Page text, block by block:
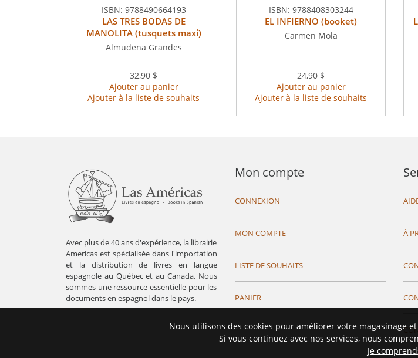
ISBN: 9788490664193
LAS TRES BODAS DE
MANOLITA (tusquets maxi)
Almudena Grandes
32,90 $
Ajouter au panier
Ajouter à la liste de souhaits
ISBN: 9788408303244
EL INFIERNO (booket)
Carmen Mola
24,90 $
Ajouter au panier
Ajouter à la liste de souhaits
Avec plus de 40 ans d'expérience, la librairie
Americas est spécialisée dans l'importation
et la distribution de livres en langue
espagnole au Québec et au Canada. Nous
sommes une ressource essentielle pour les
documents en espagnol dans le pays.
Mon compte
CONNEXION
MON COMPTE
LISTE DE SOUHAITS
PANIER
À
Nous utilisons des cookies pour améliorer votre magasinage
Si vous continuez avec nos services, nous
Je